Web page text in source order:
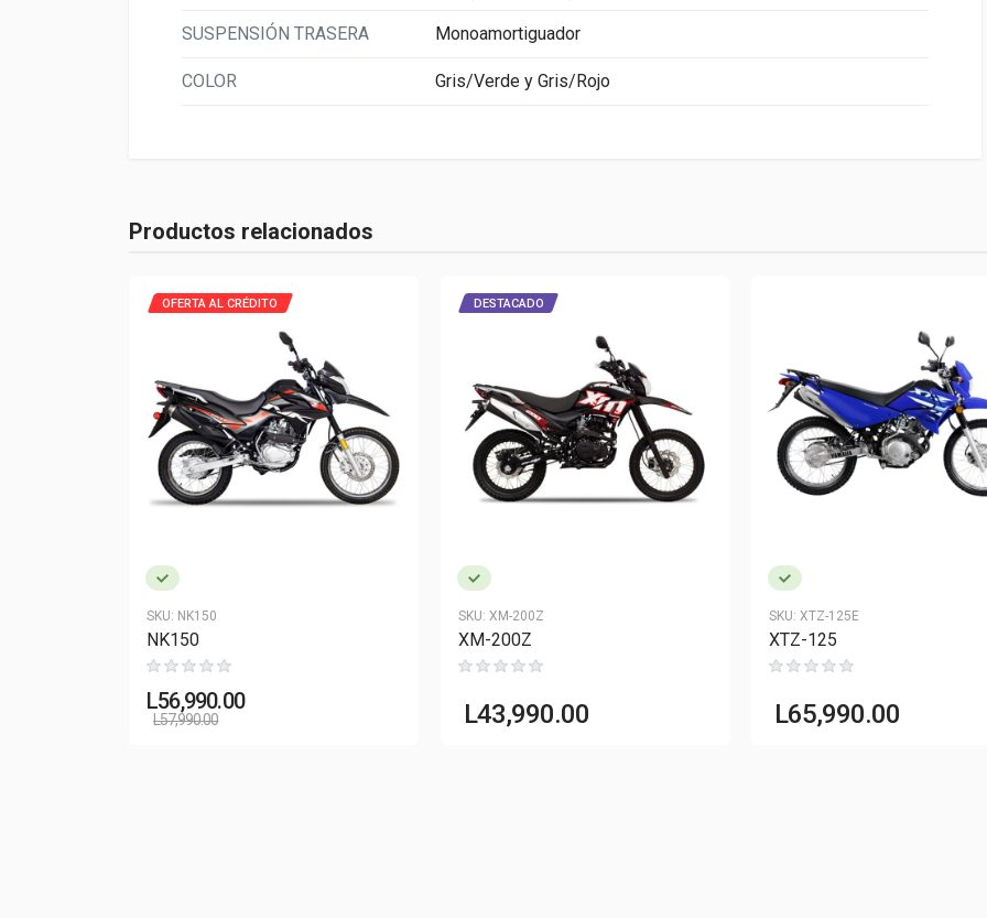
SUSPENSIÓN TRASERA Monoamortiguador
COLOR Gris/Verde y Gris/Rojo
Productos relacionados
SKU: NK150
OFERTA AL CRÉDITO
NK150
L56,990.00
L57,990.00
SKU: XM-200Z
DESTACADO
XM-200Z
L43,990.00
SKU: XTZ-125E
XTZ-125
L65,990.00